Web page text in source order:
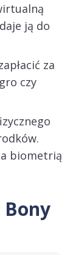
ją do
za
czy
biometrią